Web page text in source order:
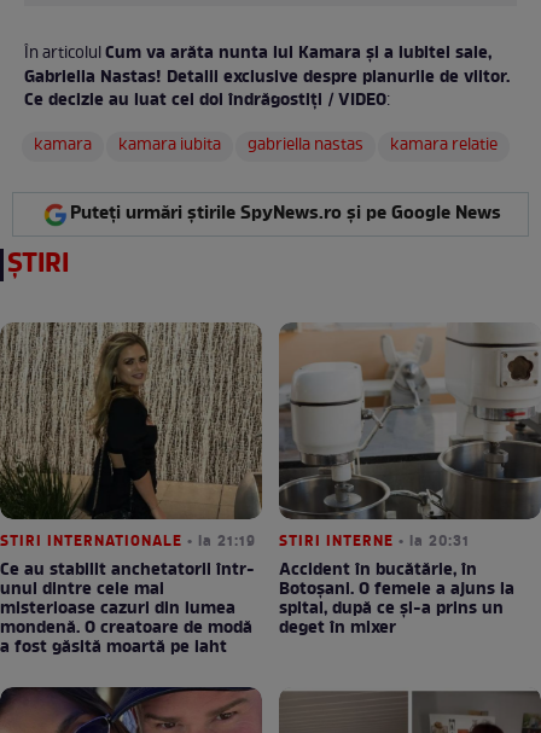
În articolulCum va arăta nunta lui Kamara și a iubitei sale,
Gabriella Nastas! Detalii exclusive despre planurile de viitor.
Ce decizie au luat cei doi îndrăgostiți / VIDEO:
kamara
kamara iubita gabriella nastas kamara relatie
Puteți urmări știrile SpyNews.ro și pe Google News
ȘTIRI
STIRI INTERNATIONALE • la 21:19
Ce au stabilit anchetatorii într-
unul dintre cele mai
misterioase cazuri din lumea
mondenă. O creatoare de modă
a fost găsită moartă pe iaht
STIRI INTERNE • la 20:31
Accident în bucătărie, în
Botoșani. O femeie a ajuns la
spital, după ce și-a prins un
deget în mixer